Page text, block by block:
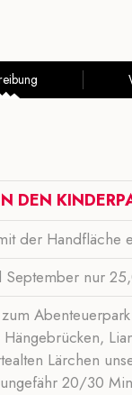
DEN
der
September nur
Lärchen
20/30